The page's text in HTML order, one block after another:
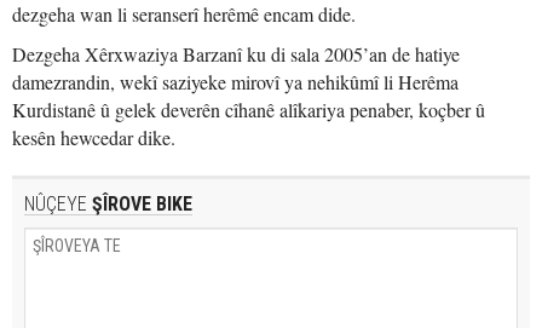
dezgeha wan li seranserî herêmê encam dide.
Dezgeha Xêrxwaziya Barzanî ku di sala 2005’an de hatiye
damezrandin, wekî saziyeke mirovî ya nehikûmî li Herêma
Kurdistanê û gelek deverên cîhanê alîkariya penaber, koçber û
kesên hewcedar dike.
NÛÇEYE ŞÎROVE BIKE